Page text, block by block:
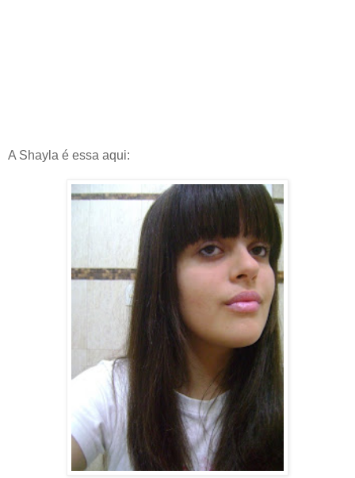
A Shayla é essa aqui: